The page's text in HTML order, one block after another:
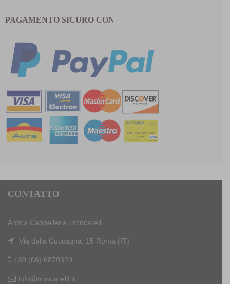
PAGAMENTO SICURO CON
CONTATTO
Antica Cappelleria Troncarelli
Via della Cuccagna, 15 Roma (IT)
+39 (06) 6879320
info@troncarelli.it